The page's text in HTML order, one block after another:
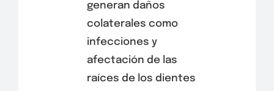
generan daños
colaterales como
infecciones y
afectación de las
raíces de los dientes